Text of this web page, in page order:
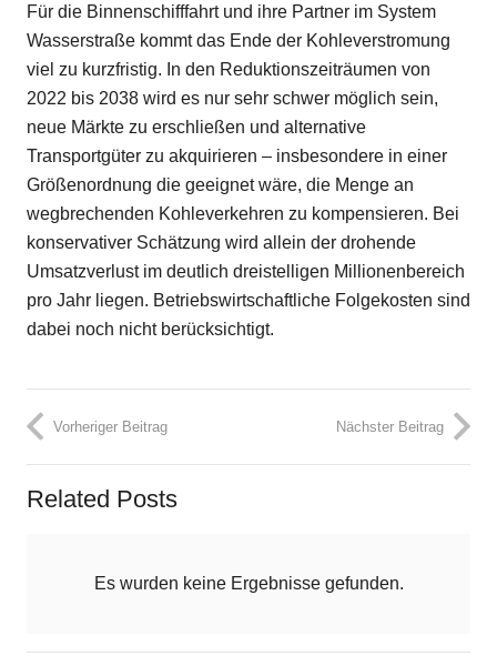
Für die Binnenschifffahrt und ihre Partner im System
Wasserstraße kommt das Ende der Kohleverstromung
viel zu kurzfristig. In den Reduktionszeiträumen von
2022 bis 2038 wird es nur sehr schwer möglich sein,
neue Märkte zu erschließen und alternative
Transportgüter zu akquirieren – insbesondere in einer
Größenordnung die geeignet wäre, die Menge an
wegbrechenden Kohleverkehren zu kompensieren. Bei
konservativer Schätzung wird allein der drohende
Umsatzverlust im deutlich dreistelligen Millionenbereich
pro Jahr liegen. Betriebswirtschaftliche Folgekosten sind
dabei noch nicht berücksichtigt.
Vorheriger Beitrag Nächster Beitrag
Related Posts
Es wurden keine Ergebnisse gefunden.